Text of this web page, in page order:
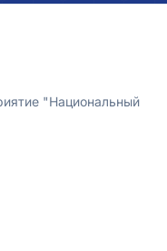
"Национальный